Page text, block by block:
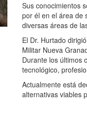
Sus conocimientos
por él en el área de
diversas áreas de
El Dr. Hurtado
Militar Nueva
Durante los últimos
tecnológico,
Actualmente está
alternativas viables